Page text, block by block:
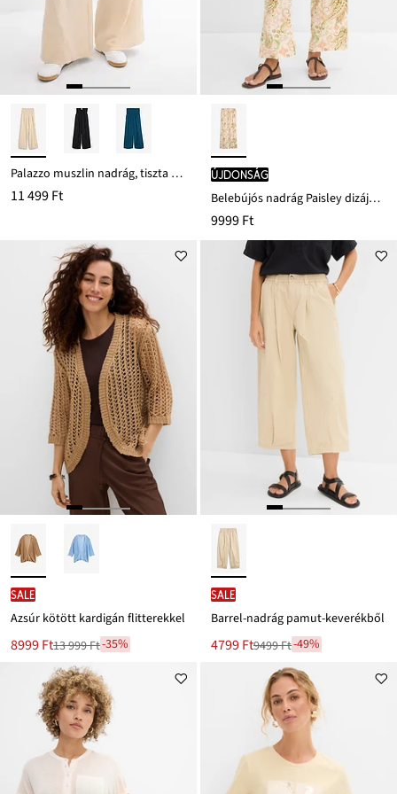
Palazzo muszlin nadrág, tiszta pamutból
11 499 Ft
újdonság
Belebújós nadrág Paisley dizájnban
9999 Ft
SALE
Azsúr kötött kardigán flitterekkel
Új
8999 Ft
Leárazva
13 999 Ft
13 999 Ft-35%
SALE
Barrel-nadrág pamut-keverékből
Új
4799 Ft
Leárazva9499 Ft-49%